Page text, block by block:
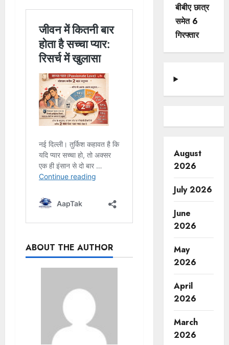
ABOUT THE AUTHOR
बीबीए छात्र
समेत 6
गिरफ्तार
August
2026
July 2026
June
2026
May
2026
April
2026
March
2026